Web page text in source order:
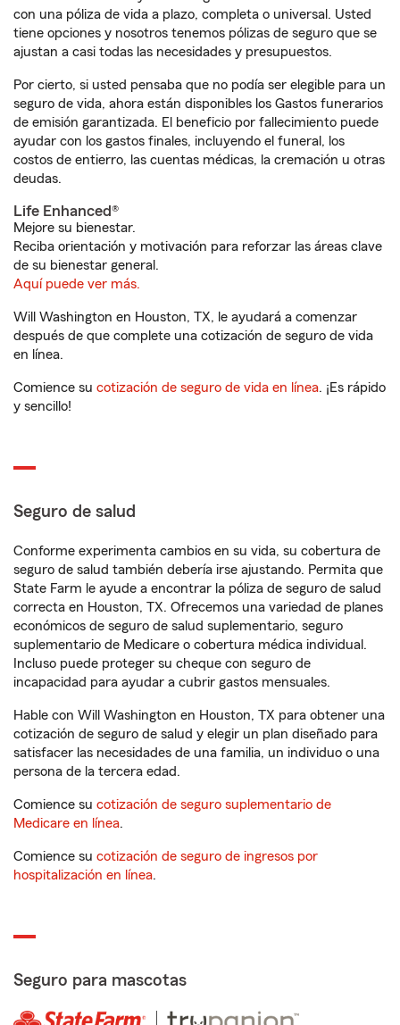
con una póliza de vida a plazo, completa o universal. Usted
tiene opciones y nosotros tenemos pólizas de seguro que se
ajustan a casi todas las necesidades y presupuestos.
Por cierto, si usted pensaba que no podía ser elegible para un
seguro de vida, ahora están disponibles los Gastos funerarios
de emisión garantizada. El beneficio por fallecimiento puede
ayudar con los gastos finales, incluyendo el funeral, los
costos de entierro, las cuentas médicas, la cremación u otras
deudas.
Life Enhanced®
Mejore su bienestar.
Reciba orientación y motivación para reforzar las áreas clave
de su bienestar general.
Aquí puede ver más.
Will Washington en Houston, TX, le ayudará a comenzar
después de que complete una cotización de seguro de vida
en línea.
Comience su cotización de seguro de vida en línea. ¡Es rápido
y sencillo!
Seguro de salud
Conforme experimenta cambios en su vida, su cobertura de
seguro de salud también debería irse ajustando. Permita que
State Farm le ayude a encontrar la póliza de seguro de salud
correcta en Houston, TX. Ofrecemos una variedad de planes
económicos de seguro de salud suplementario, seguro
suplementario de Medicare o cobertura médica individual.
Incluso puede proteger su cheque con seguro de
incapacidad para ayudar a cubrir gastos mensuales.
Hable con Will Washington en Houston, TX para obtener una
cotización de seguro de salud y elegir un plan diseñado para
satisfacer las necesidades de una familia, un individuo o una
persona de la tercera edad.
Comience su cotización de seguro suplementario de
Medicare en línea.
Comience su cotización de seguro de ingresos por
hospitalización en línea.
Seguro para mascotas